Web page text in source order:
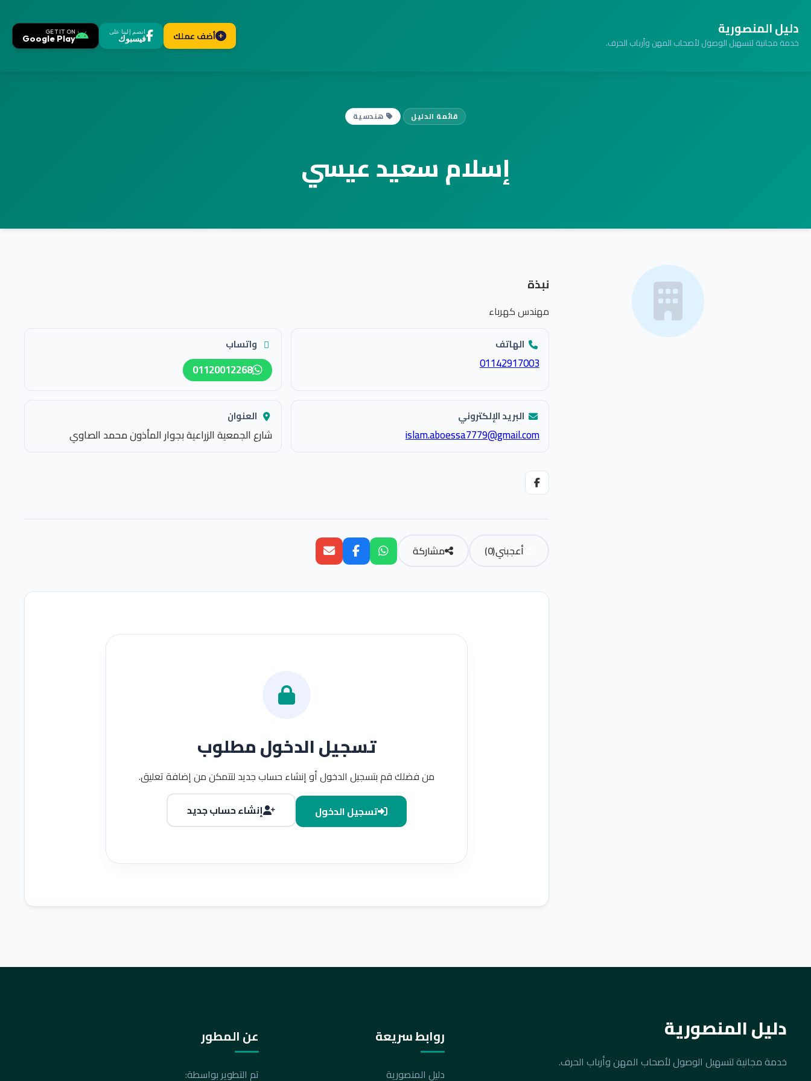
دليل المنصورية
خدمة مجانية لتسهيل الوصول لأصحاب المهن وأرباب الحرف. أضف عملك انضم إلينا على
فيسبوك
GET IT ON
Google Play
قائمة الدليل هندسية
إسلام سعيد عيسي
نبذة
مهندس كهرباء
الهاتف
01142917003
واتساب
01120012268
البريد الإلكتروني
islam.aboessa7779@gmail.com
العنوان
شارع الجمعية الزراعية بجوار المأذون محمد الصاوي
أعجبني(
0
) مشاركة
تسجيل الدخول مطلوب
من فضلك قم بتسجيل الدخول أو إنشاء حساب جديد لتتمكن من إضافة تعليق.
تسجيل الدخول
إنشاء حساب جديد
دليل المنصورية
خدمة مجانية لتسهيل الوصول لأصحاب المهن وأرباب الحرف.
روابط سريعة
دليل المنصورية
عن المطور
تم التطوير بواسطة: